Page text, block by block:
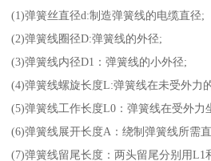
(1)弹簧丝直径d:制造弹簧线的电缆直径;
(2)弹簧线圈径D:弹簧线的外径;
(3)弹簧线内径D1：弹簧线的小外径;
(4)弹簧线螺旋长度L:弹簧线在未受外力
(5)弹簧线工作长度L0：弹簧线在受外力
(6)弹簧线展开长度A：绕制弹簧线所需
(7)弹簧线留尾长度：两头留尾分别用L1